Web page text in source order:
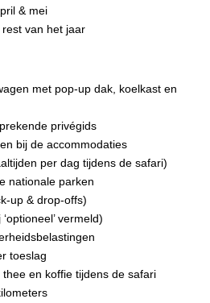
& mei
van het jaar
met pop-up dak, koelkast en
privégids
bij de accommodaties
per dag tijdens de safari)
nationale parken
up & drop-offs)
vermeld)
toeslag
en koffie tijdens de safari